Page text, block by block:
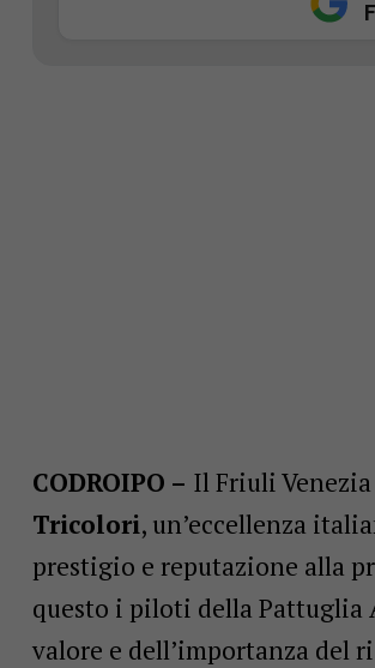
CODROIPO – Il Friuli
Tricolori, un’eccellenza
prestigio e reputazione alla
questo i piloti della
valore e dell’importanza del